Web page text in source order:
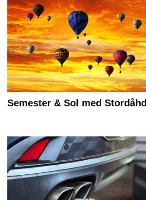
Semester & Sol med Stordåhd